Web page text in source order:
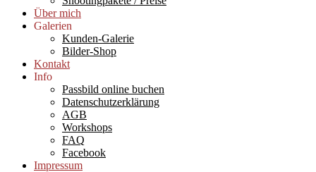
Über mich
Galerien
Kunden-Galerie
Bilder-Shop
Kontakt
Info
Passbild online buchen
Datenschutzerklärung
AGB
Workshops
FAQ
Facebook
Impressum